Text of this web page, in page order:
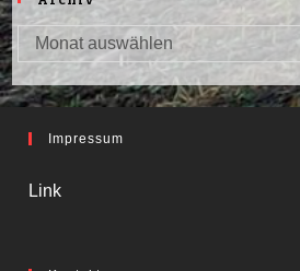
Archiv
Monat auswählen
Impressum
Link